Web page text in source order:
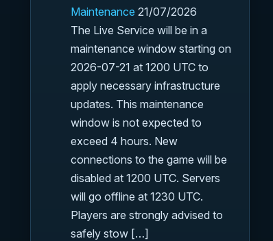
Maintenance 21/07/2026
The Live Service will be in a
maintenance window starting on
2026-07-21 at 1200 UTC to
apply necessary infrastructure
updates. This maintenance
window is not expected to
exceed 4 hours. New
connections to the game will be
disabled at 1200 UTC. Servers
will go offline at 1230 UTC.
Players are strongly advised to
safely stow […]